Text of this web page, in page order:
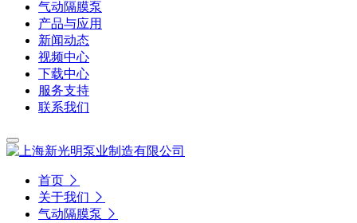
气动隔膜泵
产品与应用
新闻动态
视频中心
下载中心
服务支持
联系我们
首页
关于我们
气动隔膜泵